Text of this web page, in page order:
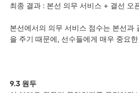
최종 결과 : 본선 의무 서비스 + 결선 오
본선에서의 의무 서비스 점수는 본선과
을 주기 때문에, 선수들에게 매우 중요
9.3 원두